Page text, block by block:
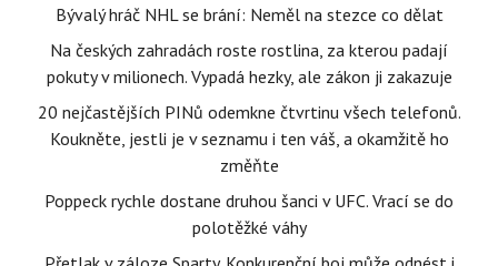
Bývalý hráč NHL se brání: Neměl na stezce co dělat
Na českých zahradách roste rostlina, za kterou padají
pokuty v milionech. Vypadá hezky, ale zákon ji zakazuje
20 nejčastějších PINů odemkne čtvrtinu všech telefonů.
Koukněte, jestli je v seznamu i ten váš, a okamžitě ho
změňte
Poppeck rychle dostane druhou šanci v UFC. Vrací se do
polotěžké váhy